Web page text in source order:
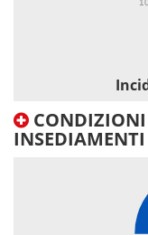
INSEDIAMENTI